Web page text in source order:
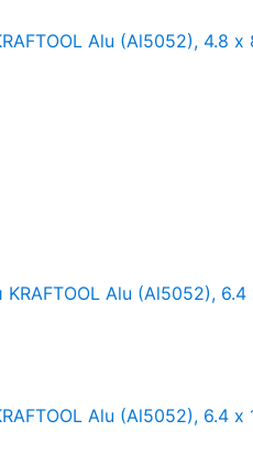
Alu (Al5052), 4.8 х
Alu (Al5052), 6.4 х